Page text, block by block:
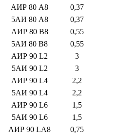
АИР 80 A8
0,37
5АИ 80 A8
0,37
АИР 80 B8
0,55
5АИ 80 B8
0,55
АИР 90 L2
3
5АИ 90 L2
3
АИР 90 L4
2,2
5АИ 90 L4
2,2
АИР 90 L6
1,5
5АИ 90 L6
1,5
АИР 90 LA8
0,75